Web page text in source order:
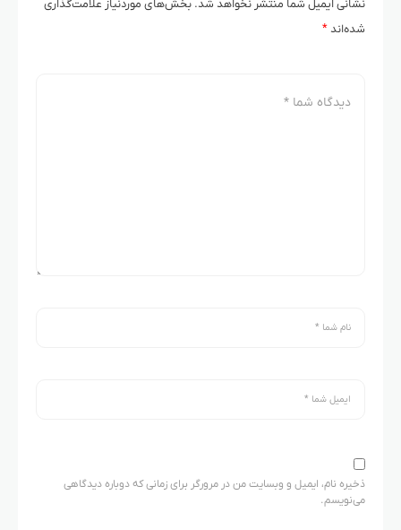
نشانی ایمیل شما منتشر نخواهد شد. بخش‌های موردنیاز علامت‌گذاری
شده‌اند*
ذخیره نام، ایمیل و وبسایت من در مرورگر برای زمانی که دوباره دیدگاهی
می‌نویسم.